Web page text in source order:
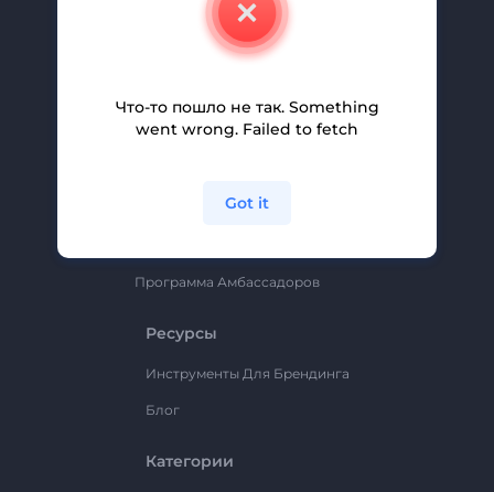
Помощь И Поддержка
Партнерская Программа
Политика Конфиденциальности
Программа Амбассадоров
Ресурсы
Инструменты Для Брендинга
Блог
Категории
Что-то пошло не так. Something
went wrong. Failed to fetch
Got it